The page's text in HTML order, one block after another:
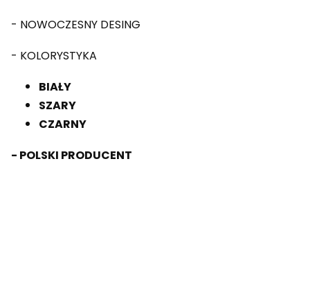
- NOWOCZESNY DESING
- KOLORYSTYKA
BIAŁY
SZARY
CZARNY
- POLSKI PRODUCENT